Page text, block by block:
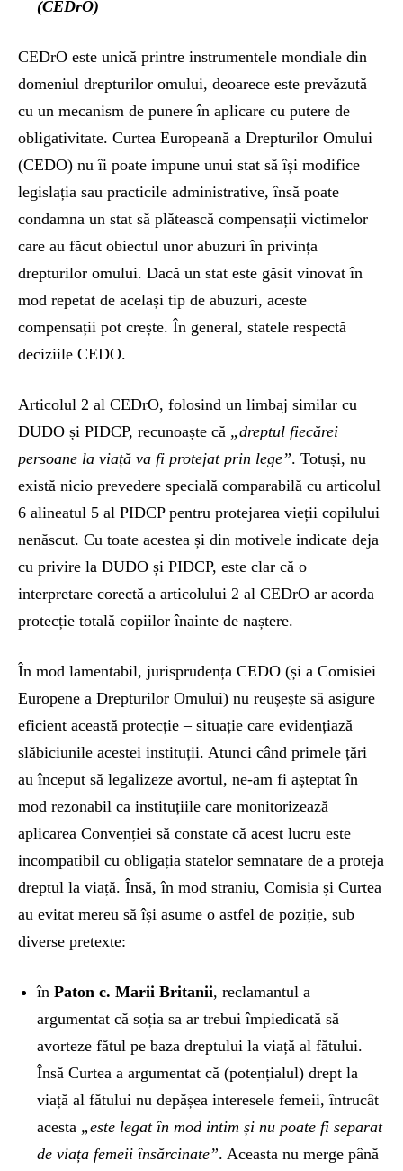
(CEDrO)
CEDrO este unică printre instrumentele mondiale din
domeniul drepturilor omului, deoarece este prevăzută
cu un mecanism de punere în aplicare cu putere de
obligativitate. Curtea Europeană a Drepturilor Omului
(CEDO) nu îi poate impune unui stat să își modifice
legislația sau practicile administrative, însă poate
condamna un stat să plătească compensații victimelor
care au făcut obiectul unor abuzuri în privința
drepturilor omului. Dacă un stat este găsit vinovat în
mod repetat de același tip de abuzuri, aceste
compensații pot crește. În general, statele respectă
deciziile CEDO.
Articolul 2 al CEDrO, folosind un limbaj similar cu
DUDO și PIDCP, recunoaște că „dreptul fiecărei
persoane la viață va fi protejat prin lege”. Totuși, nu
există nicio prevedere specială comparabilă cu articolul
6 alineatul 5 al PIDCP pentru protejarea vieții copilului
nenăscut. Cu toate acestea și din motivele indicate deja
cu privire la DUDO și PIDCP, este clar că o
interpretare corectă a articolului 2 al CEDrO ar acorda
protecție totală copiilor înainte de naștere.
În mod lamentabil, jurisprudența CEDO (și a Comisiei
Europene a Drepturilor Omului) nu reușește să asigure
eficient această protecție – situație care evidențiază
slăbiciunile acestei instituții. Atunci când primele țări
au început să legalizeze avortul, ne-am fi așteptat în
mod rezonabil ca instituțiile care monitorizează
aplicarea Convenției să constate că acest lucru este
incompatibil cu obligația statelor semnatare de a proteja
dreptul la viață. Însă, în mod straniu, Comisia și Curtea
au evitat mereu să își asume o astfel de poziție, sub
diverse pretexte:
în Paton c. Marii Britanii, reclamantul a
argumentat că soția sa ar trebui împiedicată să
avorteze fătul pe baza dreptului la viață al fătului.
Însă Curtea a argumentat că (potențialul) drept la
viață al fătului nu depășea interesele femeii, întrucât
acesta „este legat în mod intim și nu poate fi separat
de viața femeii însărcinate”. Aceasta nu merge până